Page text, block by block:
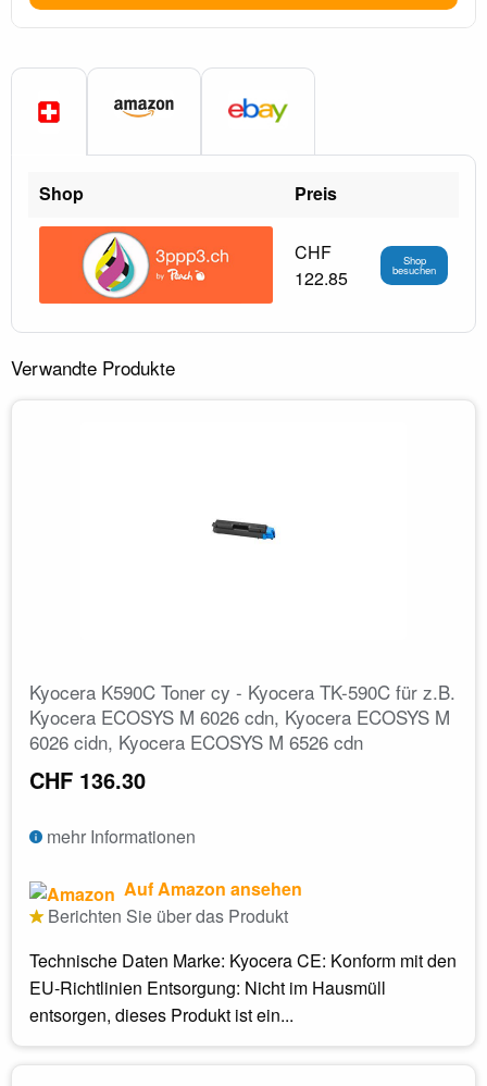
Shop Preis
CHF
122.85
Shop
besuchen
Verwandte Produkte
Kyocera K590C Toner cy - Kyocera TK-590C für z.B.
Kyocera ECOSYS M 6026 cdn, Kyocera ECOSYS M
6026 cidn, Kyocera ECOSYS M 6526 cdn
CHF 136.30
mehr Informationen
Auf Amazon ansehen
Berichten Sie über das Produkt
Technische Daten Marke: Kyocera CE: Konform mit den
EU-Richtlinien Entsorgung: Nicht im Hausmüll
entsorgen, dieses Produkt ist ein...